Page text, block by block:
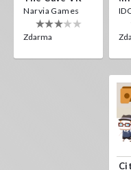
Narvia Games
Zdarma